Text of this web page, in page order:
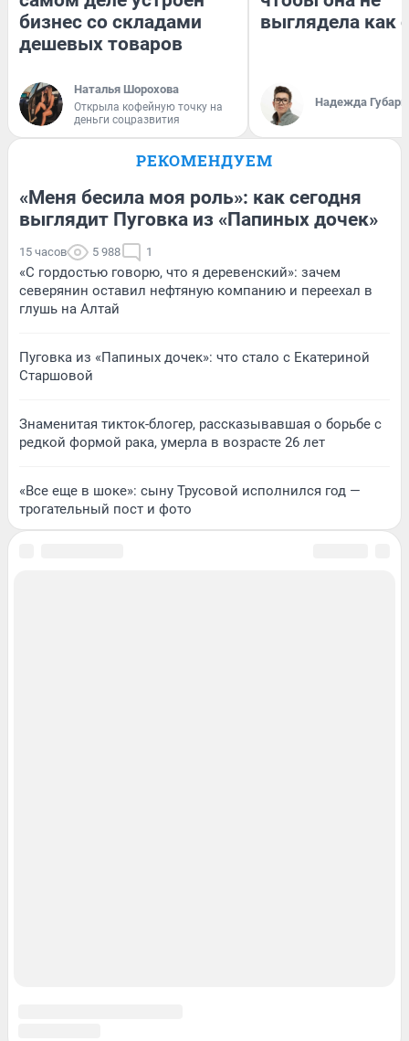
бизнес со складами
дешевых товаров
Наталья Шорохова
Открыла кофейную точку на
деньги соцразвития
выглядела как
Надежда Губарь
РЕКОМЕНДУЕМ
«Меня бесила моя роль»: как сегодня
выглядит Пуговка из «Папиных дочек»
15 часов 5 988 1
«С гордостью говорю, что я деревенский»: зачем
северянин оставил нефтяную компанию и переехал в
глушь на Алтай
Пуговка из «Папиных дочек»: что стало с Екатериной
Старшовой
Знаменитая тикток-блогер, рассказывавшая о борьбе с
редкой формой рака, умерла в возрасте 26 лет
«Все еще в шоке»: сыну Трусовой исполнился год —
трогательный пост и фото